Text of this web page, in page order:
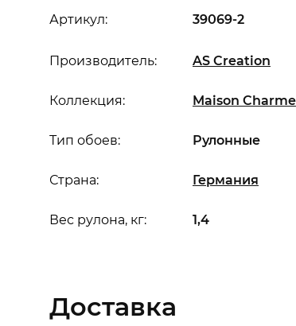
Артикул: 39069-2
Производитель: AS Creation
Коллекция: Maison Charme
Вес рулона, кг: 1,4
Страна: Германия
Тип обоев: Рулонные
Доставка